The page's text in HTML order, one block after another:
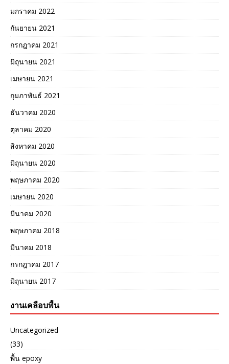
มกราคม 2022
กันยายน 2021
กรกฎาคม 2021
มิถุนายน 2021
เมษายน 2021
กุมภาพันธ์ 2021
ธันวาคม 2020
ตุลาคม 2020
สิงหาคม 2020
มิถุนายน 2020
พฤษภาคม 2020
เมษายน 2020
มีนาคม 2020
พฤษภาคม 2018
มีนาคม 2018
กรกฎาคม 2017
มิถุนายน 2017
งานเคลือบพื้น
Uncategorized
(33)
พื้น epoxy